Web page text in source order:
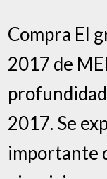
Compra El
2017 de
2017. Se
importante